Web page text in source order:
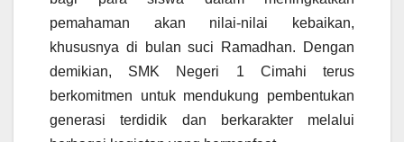
pemahaman akan nilai-nilai kebaikan,
khususnya di bulan suci Ramadhan. Dengan
demikian, SMK Negeri 1 Cimahi terus
berkomitmen untuk mendukung pembentukan
generasi terdidik dan berkarakter melalui